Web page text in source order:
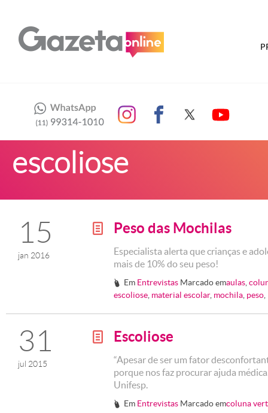
escoliose
15
jan 2016
g Peso das Mochilas
Especialista alerta que crianças e
mais de 10% do seu peso!
# Em Entrevistas Marcado emaulas ,
escoliose material escolar, mochila peso
31
jul 2015
g Escoliose
“Apesar de ser um fator
porque nos faz procurar ajuda
Unifesp.
# Em Entrevistas Marcado emcoluna